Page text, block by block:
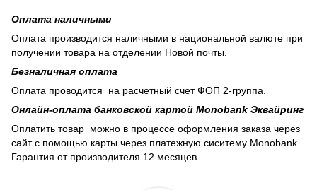
Оплата наличными
Оплата производится наличными в национальной валюте при
получении товара на отделении Новой почты.
Безналичная оплата
Оплата проводится на расчетный счет ФОП 2-группа.
Онлайн-оплата банковской картой Monobank Эквайринг
Оплатить товар можно в процессе оформления заказа через
сайт с помощью карты через платежную сиситему Monobank.
Гарантия от производителя 12 месяцев